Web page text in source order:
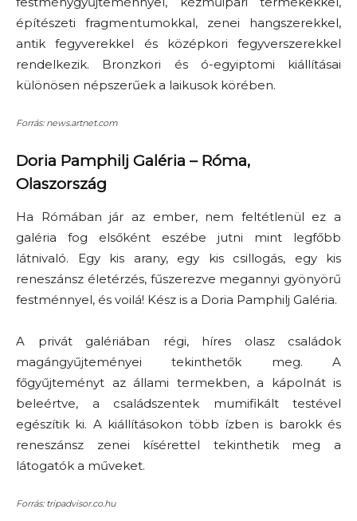
építészeti fragmentumokkal, zenei hangszerekkel,
antik fegyverekkel és középkori fegyverszerekkel
rendelkezik. Bronzkori és ó-egyiptomi kiállításai
különösen népszerűek a laikusok körében.
Forrás: news.artnet.com
Doria Pamphilj Galéria – Róma,
Olaszország
Ha Rómában jár az ember, nem feltétlenül ez a
galéria fog elsőként eszébe jutni mint legfőbb
látnivaló. Egy kis arany, egy kis csillogás, egy kis
reneszánsz életérzés, fűszerezve megannyi gyönyörű
festménnyel, és voilá! Kész is a Doria Pamphilj Galéria.
A privát galériában régi, híres olasz családok
magángyűjteményei tekinthetők meg. A
főgyűjteményt az állami termekben, a kápolnát is
beleértve, a családszentek mumifikált testével
egészítik ki. A kiállításokon több ízben is barokk és
reneszánsz zenei kísérettel tekinthetik meg a
látogatók a műveket.
Forrás: tripadvisor.co.hu